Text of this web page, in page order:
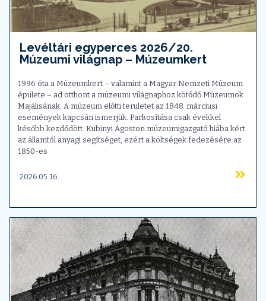
Levéltári egyperces 2026/20.
Múzeumi világnap – Múzeumkert
1996 óta a Múzeumkert – valamint a Magyar Nemzeti Múzeum
épülete – ad otthont a múzeumi világnaphoz kötődő Múzeumok
Majálisának. A múzeum előtti területet az 1848. márciusi
események kapcsán ismerjük. Parkosítása csak évekkel
később kezdődött. Kubinyi Ágoston múzeumigazgató hiába kért
az államtól anyagi segítséget, ezért a költségek fedezésére az
1850-es
2026.05.16.